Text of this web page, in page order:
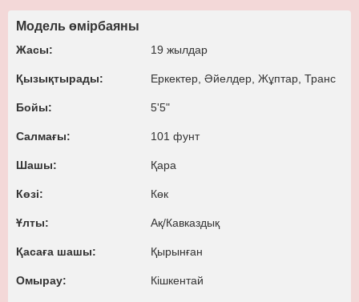
Модель өмірбаяны
Жасы: 19 жылдар
Қызықтырады: Еркектер, Әйелдер, Жұптар, Транс
Бойы: 5'5"
Салмағы: 101 фунт
Шашы: Қара
Көзі: Көк
Ұлты: Ақ/​Кавказдық
Қасаға шашы: Қырынған
Омырау: Кішкентай